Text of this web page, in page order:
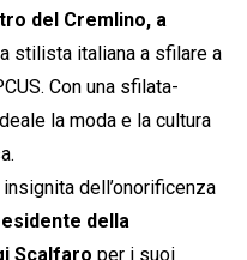
del Cremlino, a
stilista italiana a sfilare a
Con una sfilata-
la moda e la cultura
dell’onorificenza
della
Scalfaro per i suoi